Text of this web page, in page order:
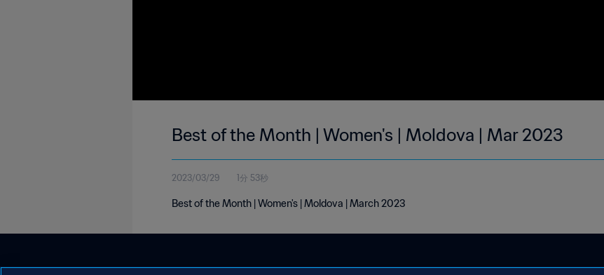
Best of the Month | Women's | Moldova | Mar 2023
2023/03/29 1分 53秒
Best of the Month | Women's | Moldova | March 2023